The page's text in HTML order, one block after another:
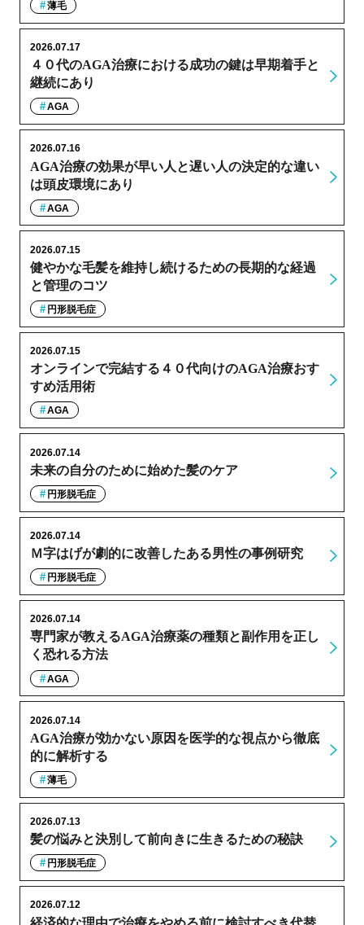
薄毛
４０代のAGA治療における成功の鍵は早期着手と
継続にあり
2026.07.17
AGA
AGA治療の効果が早い人と遅い人の決定的な違い
は頭皮環境にあり
2026.07.16
AGA
健やかな毛髪を維持し続けるための長期的な経過
と管理のコツ
2026.07.15
円形脱毛症
オンラインで完結する４０代向けのAGA治療おす
すめ活用術
2026.07.15
AGA
未来の自分のために始めた髪のケア
2026.07.14
円形脱毛症
Ｍ字はげが劇的に改善したある男性の事例研究
2026.07.14
円形脱毛症
専門家が教えるAGA治療薬の種類と副作用を正し
く恐れる方法
2026.07.14
AGA
AGA治療が効かない原因を医学的な視点から徹底
的に解析する
2026.07.14
薄毛
髪の悩みと決別して前向きに生きるための秘訣
2026.07.13
円形脱毛症
2026.07.12